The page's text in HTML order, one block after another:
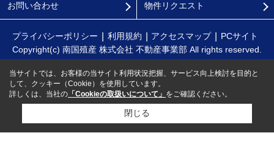
お問い合わせ 物件リクエスト
プライバシーポリシー 利用規約 アクセスマップ
PCサイト
Copyright(c) 南国殖産 株式会社 不動産事業部 All rights reserved.
当サイトでは、お客様の当サイト利用状況把握、サービス向上検討を目的と
して、クッキー（Cookie）を使用しています。
詳しくは、当社の 「Cookieの取扱いについて」 をご確認ください。
閉じる